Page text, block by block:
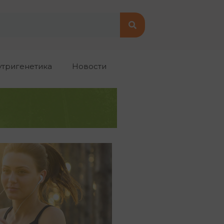
Новости